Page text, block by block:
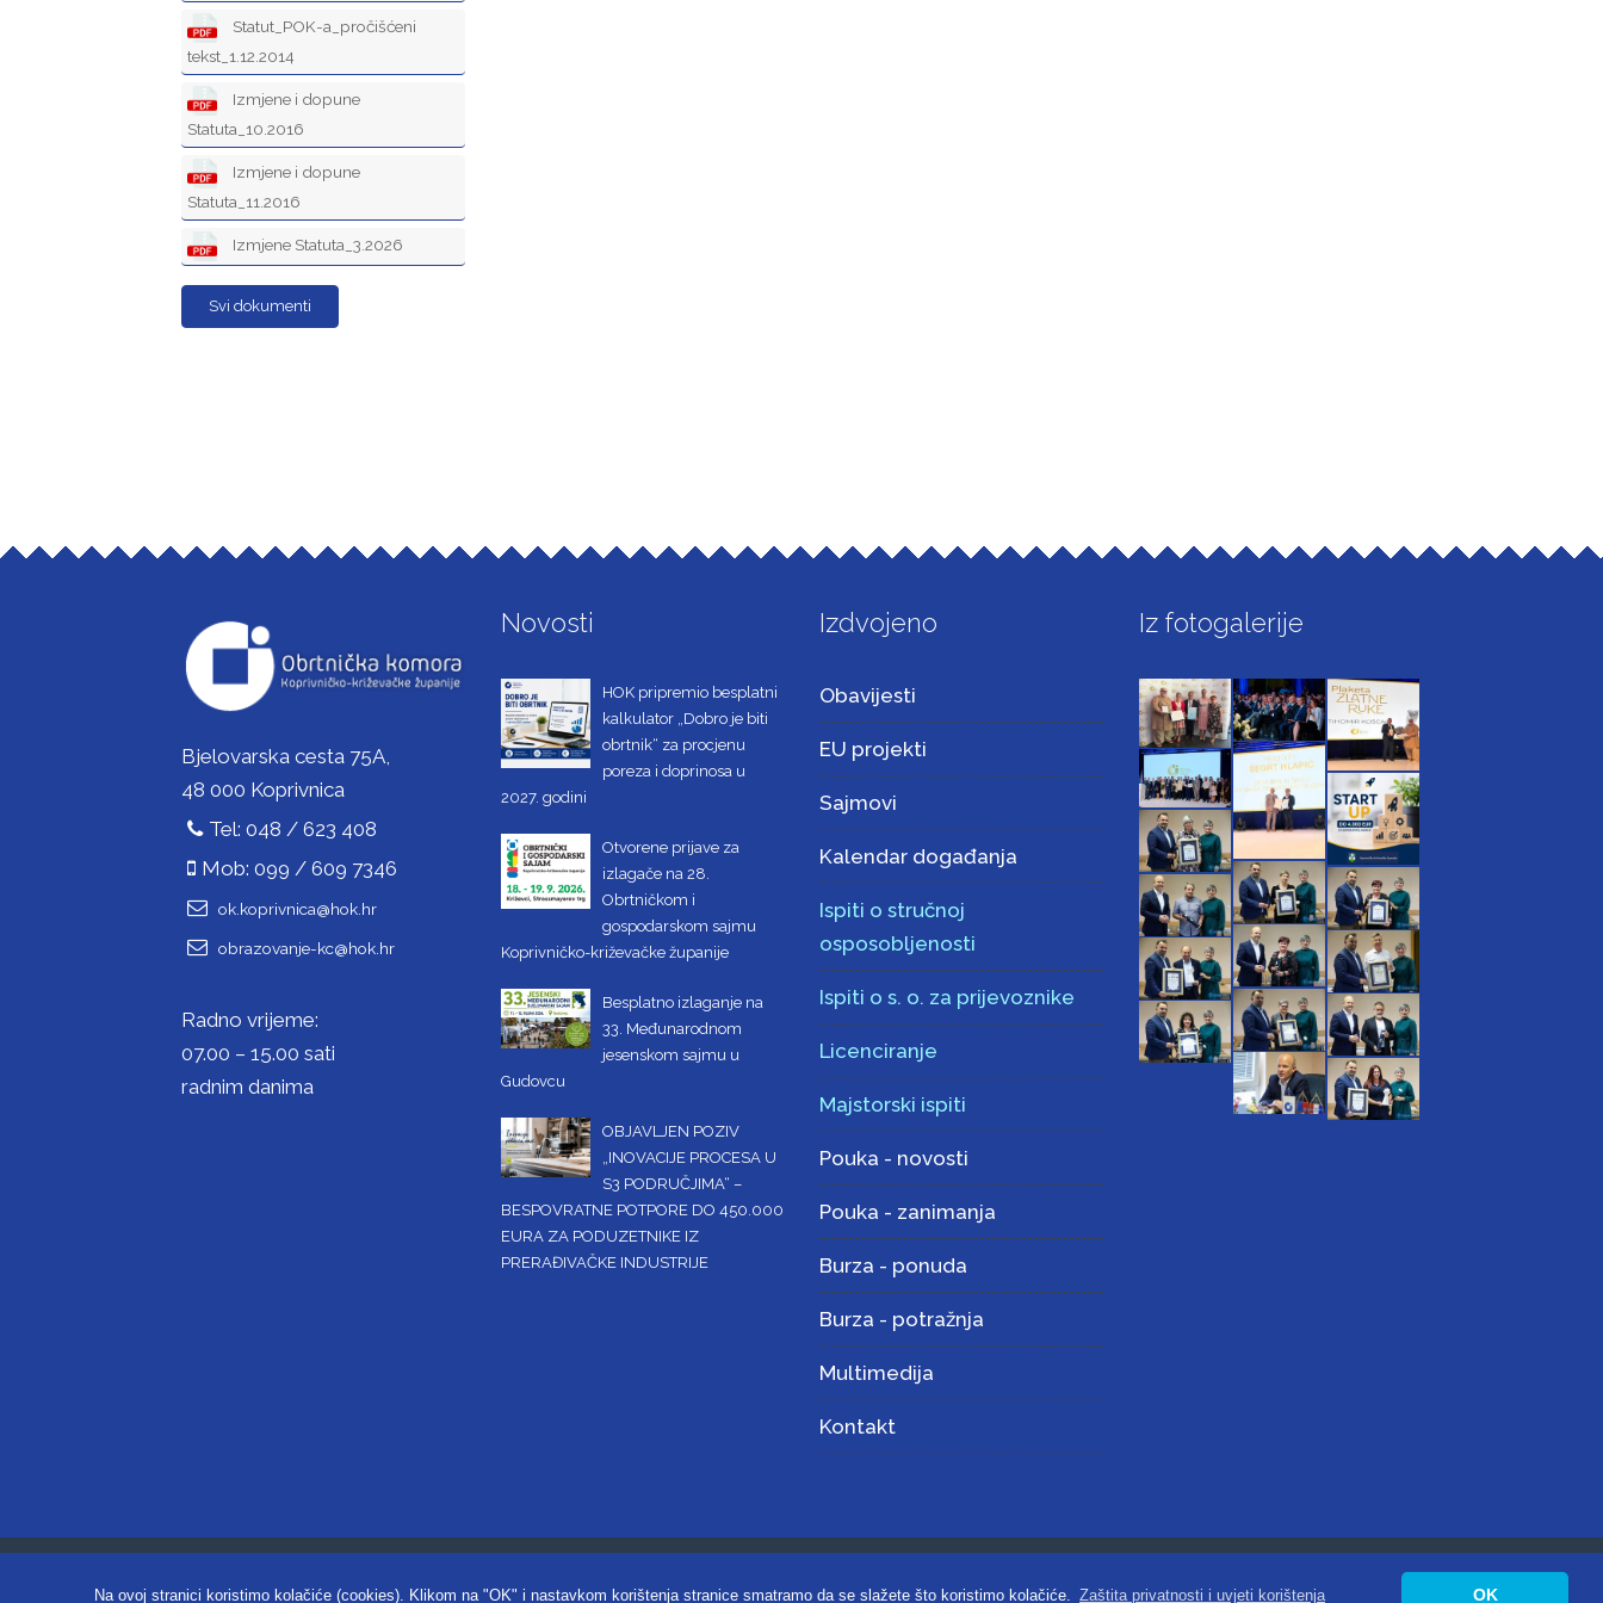
Na ovoj stranici koristimo kolačiće (cookies). Klikom na "OK" i nastavkom korištenja stranice smatramo da se slažete što koristimo kolačiće. Zaštita privatnosti i uvjeti korištenja OK
Statut_POK-a_pročišćeni
tekst_1.12.2014
Izmjene i dopune
Statuta_10.2016
Izmjene i dopune
Statuta_11.2016
Izmjene Statuta_3.2026
Svi dokumenti
Bjelovarska cesta 75A,
48 000 Koprivnica
Tel: 048 / 623 408
Mob: 099 / 609 7346
ok.koprivnica@hok.hr
obrazovanje-kc@hok.hr
Radno vrijeme:
07.00 – 15.00 sati
radnim danima
Novosti
HOK pripremio besplatni
kalkulator „Dobro je biti
obrtnik“ za procjenu
poreza i doprinosa u
2027. godini
Otvorene prijave za
izlagače na 28.
Obrtničkom i
gospodarskom sajmu
Koprivničko-križevačke županije
Besplatno izlaganje na
33. Međunarodnom
jesenskom sajmu u
Gudovcu
OBJAVLJEN POZIV
„INOVACIJE PROCESA U
S3 PODRUČJIMA“ –
BESPOVRATNE POTPORE DO 450.000
EURA ZA PODUZETNIKE IZ
PRERAĐIVAČKE INDUSTRIJE
Izdvojeno
Obavijesti
EU projekti
Sajmovi
Kalendar događanja
Ispiti o stručnoj
osposobljenosti
Ispiti o s. o. za prijevoznike
Licenciranje
Majstorski ispiti
Pouka - novosti
Pouka - zanimanja
Burza - ponuda
Burza - potražnja
Multimedija
Kontakt
Iz fotogalerije